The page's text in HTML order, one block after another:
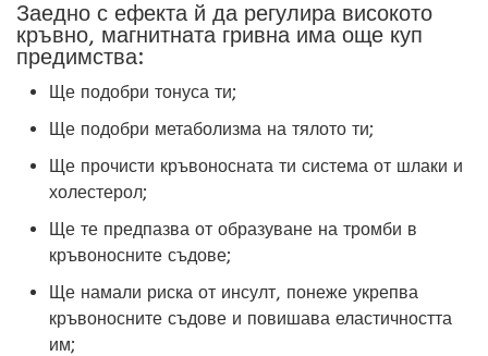
Заедно с ефекта й да регулира високото
кръвно, магнитната гривна има още куп
предимства:
Ще подобри тонуса ти;
Ще подобри метаболизма на тялото ти;
Ще прочисти кръвоносната ти система от шлаки и
холестерол;
Ще те предпазва от образуване на тромби в
кръвоносните съдове;
Ще намали риска от инсулт, понеже укрепва
кръвоносните съдове и повишава еластичността
им;